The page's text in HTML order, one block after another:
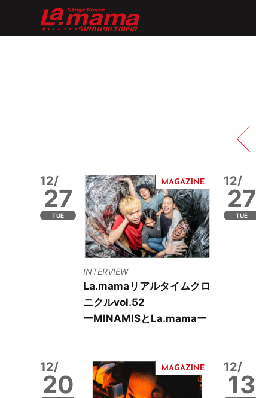
12/
27
TUE
INTERVIEW
La.mamaリアルタイムクロ
ニクルvol.52
ーMINAMISとLa.mamaー
12/
27
TUE
12/
20
12/
13